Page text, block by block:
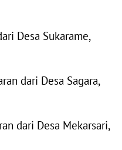
Desa Sukarame,
dari Desa Sagara,
dari Desa Mekarsari,